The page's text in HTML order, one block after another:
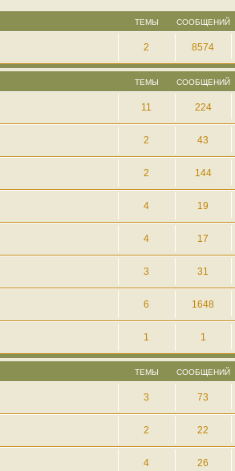
ТЕМЫ СООБЩЕНИЙ
2 8574
ТЕМЫ СООБЩЕНИЙ
11 224
2 43
2 144
4 19
4 17
3 31
6 1648
1 1
ТЕМЫ СООБЩЕНИЙ
3 73
2 22
4 26